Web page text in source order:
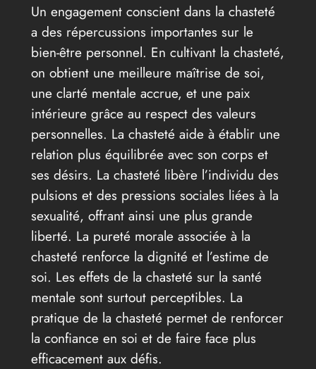
Un engagement conscient dans la chasteté
a des répercussions importantes sur le
bien-être personnel. En cultivant la chasteté,
on obtient une meilleure maîtrise de soi,
une clarté mentale accrue, et une paix
intérieure grâce au respect des valeurs
personnelles. La chasteté aide à établir une
relation plus équilibrée avec son corps et
ses désirs. La chasteté libère l’individu des
pulsions et des pressions sociales liées à la
sexualité, offrant ainsi une plus grande
liberté. La pureté morale associée à la
chasteté renforce la dignité et l’estime de
soi. Les effets de la chasteté sur la santé
mentale sont surtout perceptibles. La
pratique de la chasteté permet de renforcer
la confiance en soi et de faire face plus
efficacement aux défis.